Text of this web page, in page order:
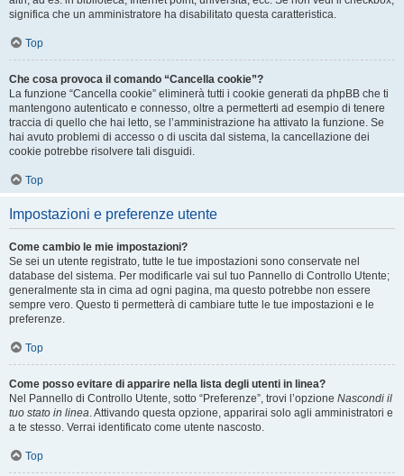
significa che un amministratore ha disabilitato questa caratteristica.
Top
Che cosa provoca il comando “Cancella cookie”?
La funzione “Cancella cookie” eliminerà tutti i cookie generati da phpBB che ti
mantengono autenticato e connesso, oltre a permetterti ad esempio di tenere
traccia di quello che hai letto, se l’amministrazione ha attivato la funzione. Se
hai avuto problemi di accesso o di uscita dal sistema, la cancellazione dei
cookie potrebbe risolvere tali disguidi.
Top
Impostazioni e preferenze utente
Come cambio le mie impostazioni?
Se sei un utente registrato, tutte le tue impostazioni sono conservate nel
database del sistema. Per modificarle vai sul tuo Pannello di Controllo Utente;
generalmente sta in cima ad ogni pagina, ma questo potrebbe non essere
sempre vero. Questo ti permetterà di cambiare tutte le tue impostazioni e le
preferenze.
Top
Come posso evitare di apparire nella lista degli utenti in linea?
Nel Pannello di Controllo Utente, sotto “Preferenze”, trovi l’opzione Nascondi il
tuo stato in linea. Attivando questa opzione, apparirai solo agli amministratori e
a te stesso. Verrai identificato come utente nascosto.
Top